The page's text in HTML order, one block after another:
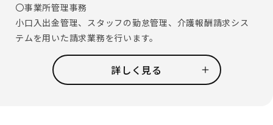
〇事業所管理事務
小口入出金管理、スタッフの勤怠管理、介護報酬請求シス
テムを用いた請求業務を行います。
そのほか、事業所の管理職であるホーム長やセンター長を
補佐し資料作成のお手伝いなども行います。
〇その他雑務
詳しく見る